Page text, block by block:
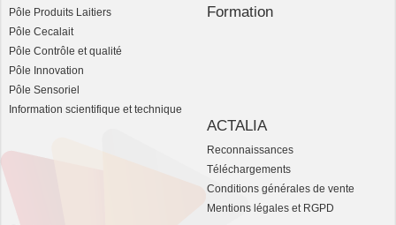
Pôle Produits Laitiers
Pôle Cecalait
Pôle Contrôle et qualité
Pôle Innovation
Pôle Sensoriel
Information scientifique et technique
Formation
ACTALIA
Reconnaissances
Téléchargements
Conditions générales de vente
Mentions légales et RGPD